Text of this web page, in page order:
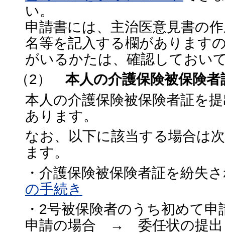
い。
申請書には、主治医意見書の
名等を記入する欄があります
がいるかたは、確認しておい
（2） 本人の介護保険被保険者
本人の介護保険被保険者証を
あります。
なお、以下に該当する場合は
ます。
・介護保険被保険者証を紛
の手続き
・2号被保険者のうち初めて
申請の場合 → 委任状の提出